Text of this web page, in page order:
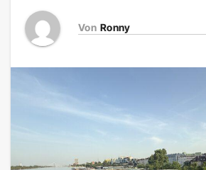
Von Ronny